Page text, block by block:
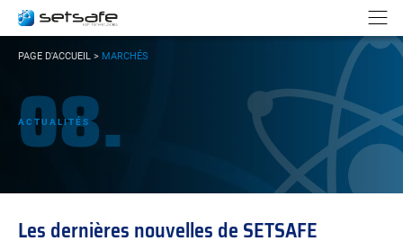
Aller au contenu
VOUS
PAGE D'ACCUEIL> MARCHÉS
08.
ACTUALITÉS
Les dernières nouvelles de SETSAFE
Panneau de gestion des cookies